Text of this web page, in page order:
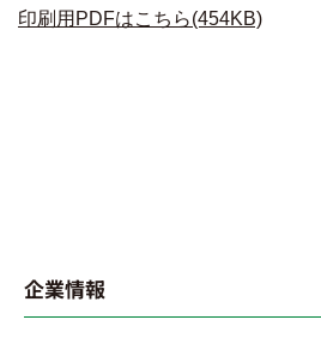
印刷用PDFはこちら(454KB)
企業情報